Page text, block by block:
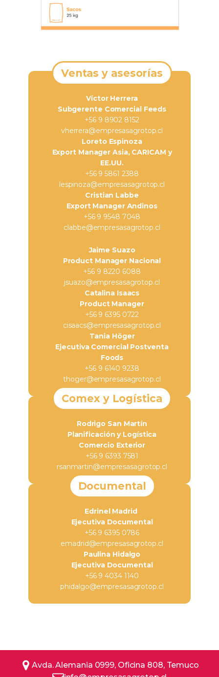
Ventas y asesorías
Víctor Herrera
Subgerente Comercial Feeds
+56 9 8902 8152
vherrera@empresasagrotop.cl
Loreto Espinoza
Export Manager Asia, CARICAM y
EE.UU.
+56 9 5861 2388
lespinoza@empresasagrotop.cl
Cristian Labbe
Export Manager Andinos
+56 9 9548 7048
clabbe@empresasagrotop.cl
Jaime Suazo
Product Manager Nacional
+56 9 8220 6088
jsuazo@empresasagrotop.cl
Catalina Isaacs
Product Manager
+56 9 6395 0722
cisaacs@empresasagrotop.cl
Tania Höger
Ejecutiva Comercial Postventa
Foods
+56 9 6140 9238
thoger@empresasagrotop.cl
Comex y Logística
Rodrigo San Martín
Planificación y Logística
Comercio Exterior
+56 9 6393 7581
rsanmartin@empresasagrotop.cl
Documental
Edrinel Madrid
Ejecutiva Documental
+56 9 6395 0786
emadrid@empresasagrotop.cl
Paulina Hidalgo
Ejecutiva Documental
+56 9 4034 1140
phidalgo@empresasagrotop.cl
Avda. Alemania 0999, Oficina 808, Temuco